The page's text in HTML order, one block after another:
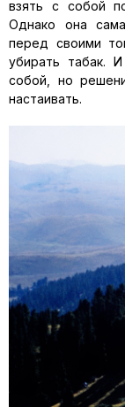
взять с собой
Однако она
перед своими
убирать табак.
собой, но
настаивать.